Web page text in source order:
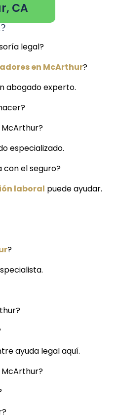
CA
legal?
en McArthur?
abogado experto.
especializado.
con el seguro?
laboral puede ayudar.
?
ayuda legal aquí.